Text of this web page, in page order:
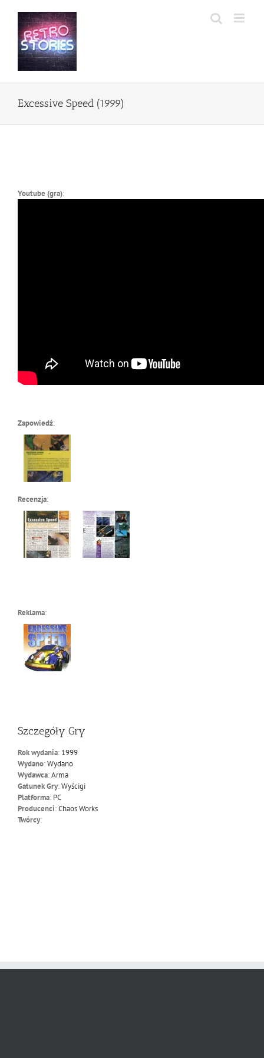
zawartości
Excessive Speed (1999)
Youtube (gra):
Zapowiedź:
Recenzja:
Reklama:
Szczegóły Gry
Rok wydania: 1999
Wydano:Wydano
Wydawca:Arma
Gatunek Gry:Wyścigi
Platforma: PC
Producenci:Chaos Works
Twórcy: